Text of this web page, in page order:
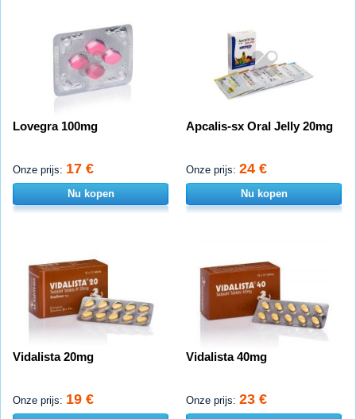
Lovegra 100mg
Onze prijs: 17 €
Nu kopen
Apcalis-sx Oral Jelly 20mg
Onze prijs: 24 €
Nu kopen
Vidalista 20mg
Onze prijs: 19 €
Vidalista 40mg
Onze prijs: 23 €